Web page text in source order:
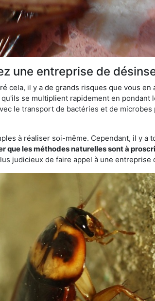
une entreprise de
cela, il y a de grands risques que vous
se multiplient rapidement en
le transport de bactéries et de
à réaliser soi-même. Cependant, il y
que les méthodes naturelles sont à
judicieux de faire appel à une entreprise